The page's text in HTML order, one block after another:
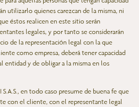
utilizarlo quienes carezcan de la misma, ni
éstos realicen en este sitio serán
legales, y por tanto se considerarán
de la representación legal con la que
como empresa, deberá tener capacidad
entidad y de obligar a la misma en los
S.A.S., en todo caso presume de buena fe que
con el cliente, con el representante legal